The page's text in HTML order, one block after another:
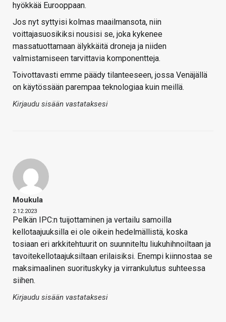
hyökkää Eurooppaan.
Jos nyt syttyisi kolmas maailmansota, niin
voittajasuosikiksi nousisi se, joka kykenee
massatuottamaan älykkäitä droneja ja niiden
valmistamiseen tarvittavia komponentteja.
Toivottavasti emme päädy tilanteeseen, jossa Venäjällä
on käytössään parempaa teknologiaa kuin meillä.
Kirjaudu sisään vastataksesi
Moukula
2.12.2023
Pelkän IPC:n tuijottaminen ja vertailu samoilla
kellotaajuuksilla ei ole oikein hedelmällistä, koska
tosiaan eri arkkitehtuurit on suunniteltu liukuhihnoiltaan ja
tavoitekellotaajuksiltaan erilaisiksi. Enempi kiinnostaa se
maksimaalinen suorituskyky ja virrankulutus suhteessa
siihen.
Kirjaudu sisään vastataksesi